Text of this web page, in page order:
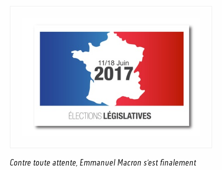
Contre toute attente, Emmanuel Macron s’est finalement